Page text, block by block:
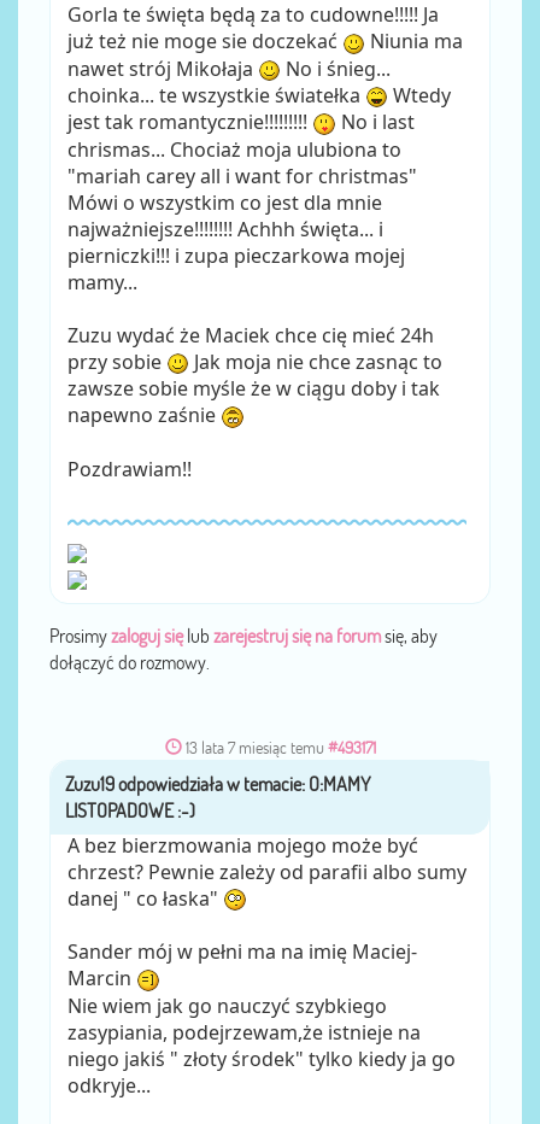
Gorla te święta będą za to cudowne!!!!! Ja
już też nie moge sie doczekać
Niunia ma
nawet strój Mikołaja
No i śnieg...
choinka... te wszystkie światełka
Wtedy
jest tak romantycznie!!!!!!!!!
No i last
chrismas... Chociaż moja ulubiona to
"mariah carey all i want for christmas"
Mówi o wszystkim co jest dla mnie
najważniejsze!!!!!!!! Achhh święta... i
pierniczki!!! i zupa pieczarkowa mojej
mamy...
Zuzu wydać że Maciek chce cię mieć 24h
przy sobie
Jak moja nie chce zasnąc to
zawsze sobie myśle że w ciągu doby i tak
napewno zaśnie
Pozdrawiam!!
Prosimyzaloguj sięlub zarejestruj się na forumsię, aby
dołączyć do rozmowy.
13 lata 7 miesiąc temu #493171
przezZuzu19
A bez bierzmowania mojego może być
chrzest? Pewnie zależy od parafii albo sumy
danej " co łaska"
Sander mój w pełni ma na imię Maciej-
Marcin
Nie wiem jak go nauczyć szybkiego
zasypiania, podejrzewam,że istnieje na
niego jakiś " złoty środek" tylko kiedy ja go
odkryje...